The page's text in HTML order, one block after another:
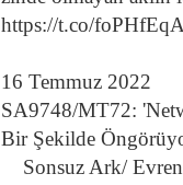
https://t.co/
16 Temmuz 2022
SA9748/MT72:
Bir Şekilde
Sonsuz Ark/